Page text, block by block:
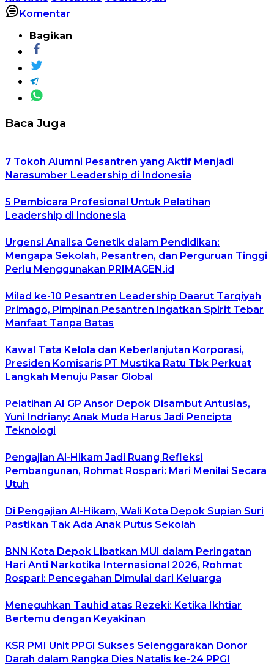
Komentar
Bagikan
Baca Juga
7 Tokoh Alumni Pesantren yang Aktif Menjadi
Narasumber Leadership di Indonesia
5 Pembicara Profesional Untuk Pelatihan
Leadership di Indonesia
Urgensi Analisa Genetik dalam Pendidikan:
Mengapa Sekolah, Pesantren, dan Perguruan Tinggi
Perlu Menggunakan PRIMAGEN.id
Milad ke-10 Pesantren Leadership Daarut Tarqiyah
Primago, Pimpinan Pesantren Ingatkan Spirit Tebar
Manfaat Tanpa Batas
Kawal Tata Kelola dan Keberlanjutan Korporasi,
Presiden Komisaris PT Mustika Ratu Tbk Perkuat
Langkah Menuju Pasar Global
Pelatihan AI GP Ansor Depok Disambut Antusias,
Yuni Indriany: Anak Muda Harus Jadi Pencipta
Teknologi
Pengajian Al-Hikam Jadi Ruang Refleksi
Pembangunan, Rohmat Rospari: Mari Menilai Secara
Utuh
Di Pengajian Al-Hikam, Wali Kota Depok Supian Suri
Pastikan Tak Ada Anak Putus Sekolah
BNN Kota Depok Libatkan MUI dalam Peringatan
Hari Anti Narkotika Internasional 2026, Rohmat
Rospari: Pencegahan Dimulai dari Keluarga
Meneguhkan Tauhid atas Rezeki: Ketika Ikhtiar
Bertemu dengan Keyakinan
KSR PMI Unit PPGI Sukses Selenggarakan Donor
Darah dalam Rangka Dies Natalis ke-24 PPGI